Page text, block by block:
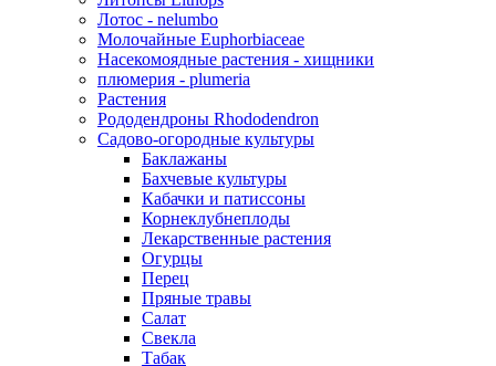
Лотос - nelumbo
Молочайные Euphorbiaceae
Насекомоядные растения - хищники
плюмерия - plumeria
Растения
Рододендроны Rhododendron
Садово-огородные культуры
Баклажаны
Бахчевые культуры
Кабачки и патиссоны
Корнеклубнеплоды
Лекарственные растения
Огурцы
Перец
Пряные травы
Салат
Свекла
Табак